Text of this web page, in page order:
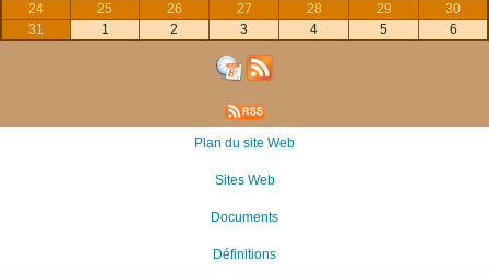
24
25 26 27 28 29
30
31
1 2 3 4 5 6
Plan du site Web
Sites Web
Documents
Définitions